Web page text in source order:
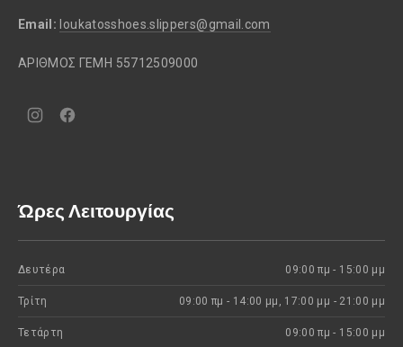
Email: loukatosshoes.slippers@gmail.com
ΑΡΙΘΜΟΣ ΓΕΜΗ 55712509000
Νέο
Νέο
Ώρες Λειτουργίας
Δευτέρα 09:00 πμ - 15:00 μμ
Τρίτη 09:00 πμ - 14:00 μμ, 17:00 μμ - 21:00 μμ
Τετάρτη 09:00 πμ - 15:00 μμ